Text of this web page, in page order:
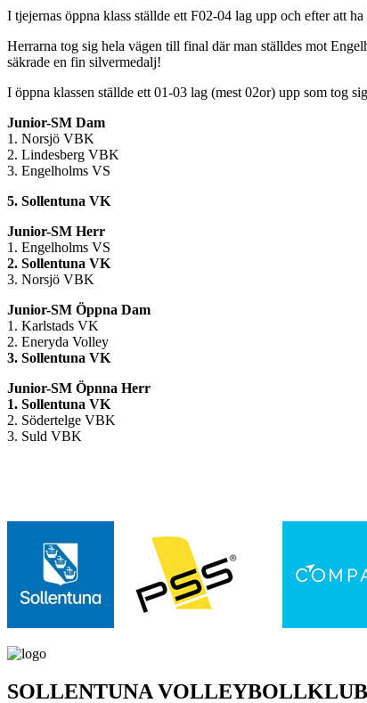
I tjejernas öppna klass ställde ett F02-04 lag upp och efter att
Herrarna tog sig hela vägen till final där man ställdes mot
säkrade en fin silvermedalj!
I öppna klassen ställde ett 01-03 lag (mest 02or) upp som tog
Junior-SM Dam
1. Norsjö VBK
2. Lindesberg VBK
3. Engelholms VS
5. Sollentuna VK
Junior-SM Herr
1. Engelholms VS
2. Sollentuna VK
3. Norsjö VBK
Junior-SM Öppna Dam
1. Karlstads VK
2. Eneryda Volley
3. Sollentuna VK
Junior-SM Öpnna Herr
1. Sollentuna VK
2. Södertelge VBK
3. Suld VBK
SOLLENTUNA